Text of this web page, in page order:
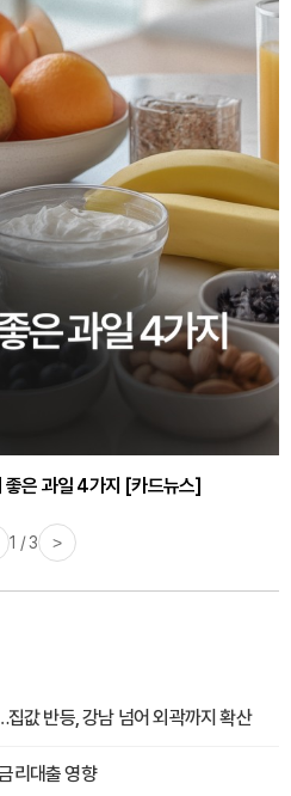
좋은 과일 4가지 [카드뉴스]
1 / 3 >
값 반등, 강남 넘어 외곽까지 확산
리대출 영향